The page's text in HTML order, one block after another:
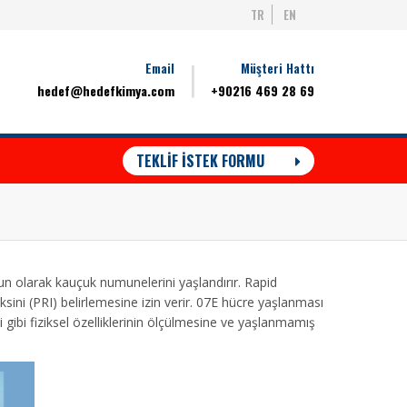
TR EN
Müşteri Hattı
+90216 469 28 69
Email
hedef@hedefkimya.com
TEKLİF İSTEK FORMU
olarak kauçuk numunelerini yaşlandırır. Rapid
(PRI) belirlemesine izin verir. 07E hücre yaşlanması
fiziksel özelliklerinin ölçülmesine ve yaşlanmamış